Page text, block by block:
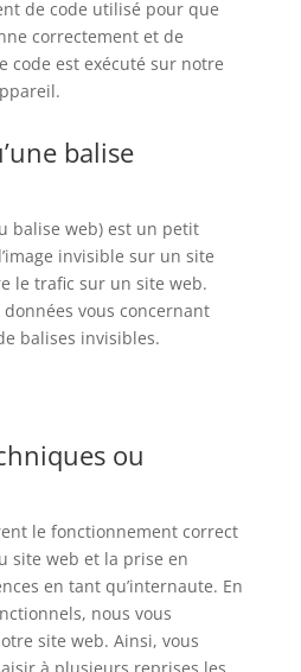
de code utilisé pour que
correctement et de
code est exécuté sur notre
balise
balise web) est un petit
invisible sur un site
le trafic sur un site web.
vous concernant
balises invisibles.
ou
le fonctionnement correct
site web et la prise en
en tant qu’internaute. En
nous vous
site web. Ainsi, vous